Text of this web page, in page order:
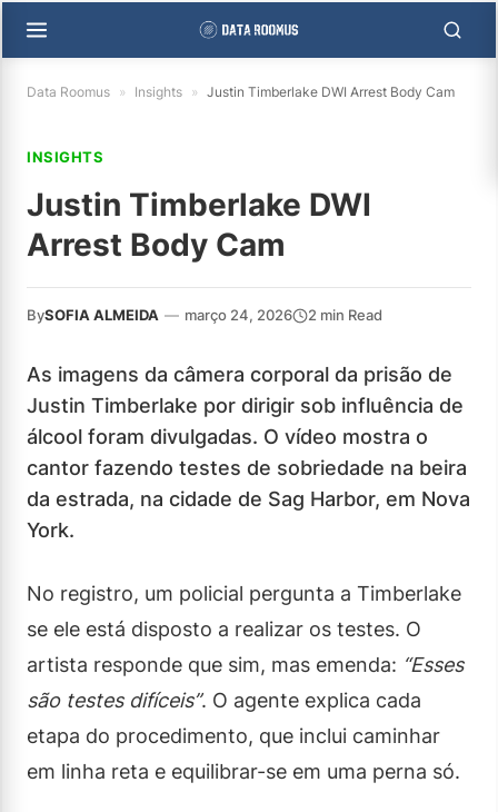
Data Roomus » Insights » Justin Timberlake DWI Arrest Body Cam
INSIGHTS
Justin Timberlake DWI
Arrest Body Cam
BySOFIA ALMEIDA — março 24, 2026 2 min Read
As imagens da câmera corporal da prisão de
Justin Timberlake por dirigir sob influência de
álcool foram divulgadas. O vídeo mostra o
cantor fazendo testes de sobriedade na beira
da estrada, na cidade de Sag Harbor, em Nova
York.
No registro, um policial pergunta a Timberlake
se ele está disposto a realizar os testes. O
artista responde que sim, mas emenda: “Esses
são testes difíceis”. O agente explica cada
etapa do procedimento, que inclui caminhar
em linha reta e equilibrar-se em uma perna só.